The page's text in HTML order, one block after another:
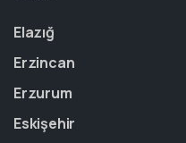
Elazığ
Erzincan
Erzurum
Eskişehir